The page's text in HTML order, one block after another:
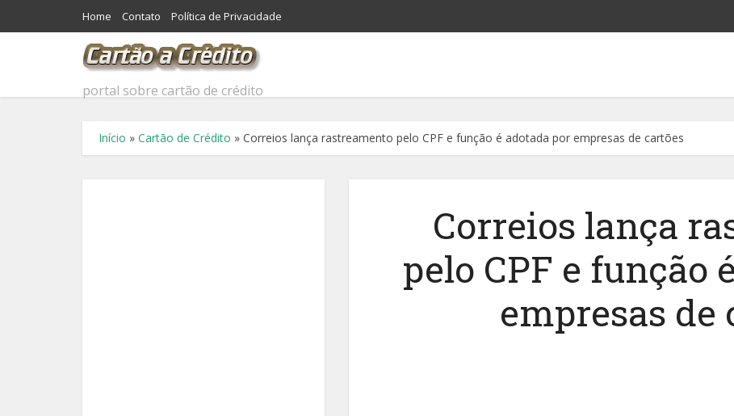
Home Contato Política de Privacidade
portal sobre cartão de crédito
Início » Cartão de Crédito » Correios lança rastreamento pelo CPF e função é adotada por empresas de cartões
Correios lança
pelo CPF e função
empresas de